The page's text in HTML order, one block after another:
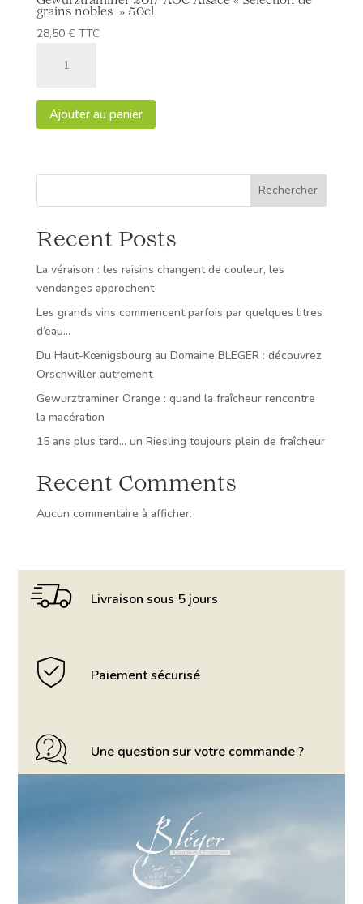
grains nobles » 50cl
28,50 € TTC
2017
AOC
"
Ajouter au panier
Rechercher
Recent Posts
La véraison : les raisins changent de couleur, les
vendanges approchent
Les grands vins commencent parfois par quelques litres
d’eau…
Du Haut-Kœnigsbourg au Domaine BLEGER : découvrez
Orschwiller autrement
Gewurztraminer Orange : quand la fraîcheur rencontre
la macération
15 ans plus tard… un Riesling toujours plein de fraîcheur
Recent Comments
Aucun commentaire à afficher.
Livraison sous 5 jours
Paiement sécurisé
Une question sur votre commande ?